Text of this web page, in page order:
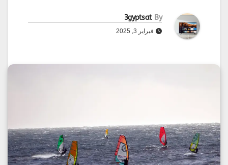
By
3gyptsat
فبراير 3, 2025